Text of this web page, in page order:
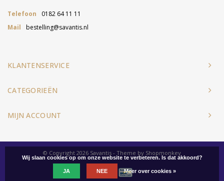
Telefoon
0182 64 11 11
Mail
bestelling@savantis.nl
KLANTENSERVICE
CATEGORIEËN
MIJN ACCOUNT
© Copyright 2026 Savantis - Theme by Shopmonkey
Wij slaan cookies op om onze website te verbeteren. Is dat akkoord?
JA NEE Meer over cookies »